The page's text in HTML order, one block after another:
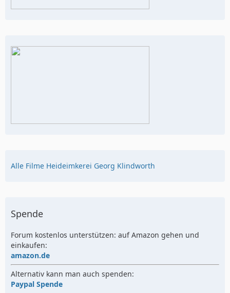
Alle Filme Heideimkerei Georg Klindworth
Spende
Forum kostenlos unterstützen: auf Amazon gehen und
einkaufen:
amazon.de
Alternativ kann man auch spenden:
Paypal Spende